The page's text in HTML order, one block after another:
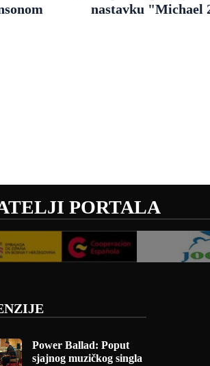
nastavku "Michael
PORTALA
Power Ballad: Poput
sjajnog muzičkog singla